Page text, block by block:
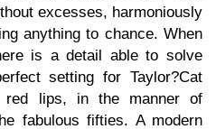
excesses, harmoniously
anything to chance. When
is a detail able to solve
setting for Taylor?Cat
red lips, in the manner of
fabulous fifties. A modern